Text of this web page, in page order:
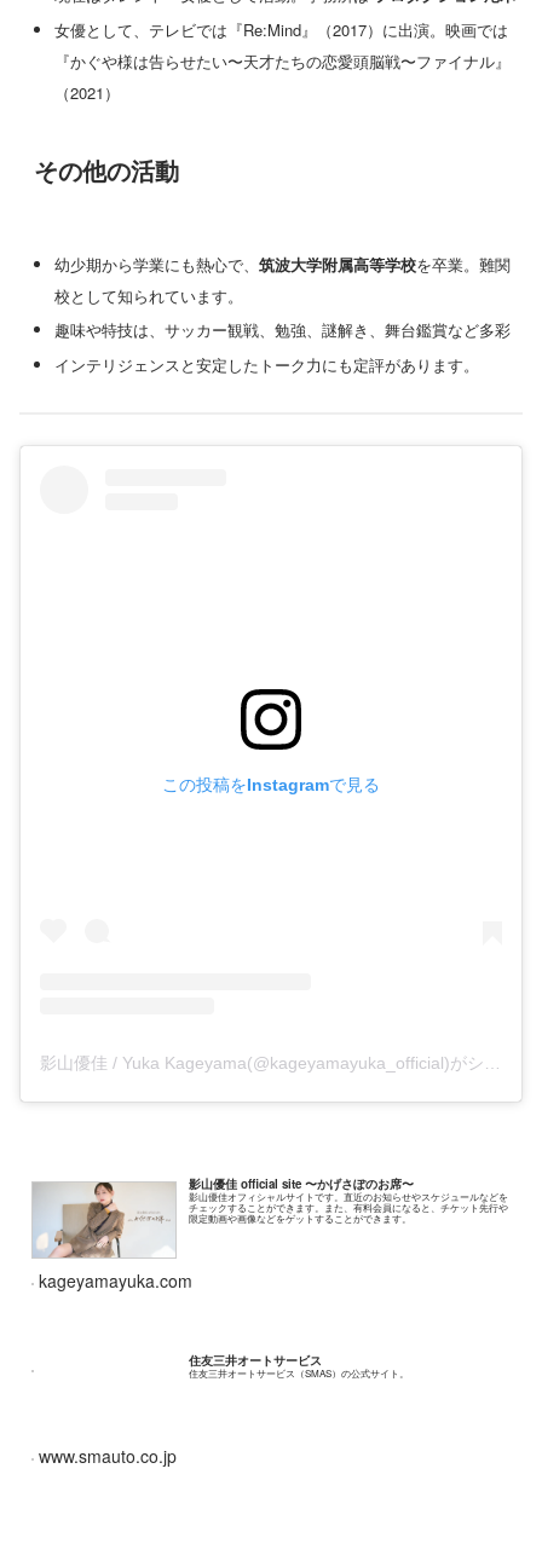
女優として、テレビでは『Re:Mind』（2017）に出演。映画では
『かぐや様は告らせたい〜天才たちの恋愛頭脳戦〜ファイナル』
（2021）
その他の活動
幼少期から学業にも熱心で、 筑波大学附属高等学校を卒業。難関
校として知られています。
趣味や特技は、サッカー観戦、勉強、謎解き、舞台鑑賞など多彩
インテリジェンスと安定したトーク力にも定評があります。
この投稿をInstagramで見る
影山優佳 official site 〜かげさぽのお席〜
影山優佳オフィシャルサイトです。直近のお知らせやスケジュールなどを
チェックすることができます。また、有料会員になると、チケット先行や
限定動画や画像などをゲットすることができます。
kageyamayuka.com
住友三井オートサービス
住友三井オートサービス（SMAS）の公式サイト。
www.smauto.co.jp